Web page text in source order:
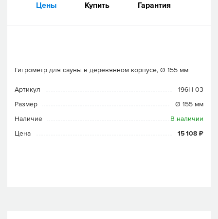
Цены Купить Гарантия
Гигрометр для сауны в деревянном корпусе, Ø 155 мм
Артикул
196H-03
Размер
Ø 155 мм
Наличие
В наличии
Цена
15 108 ₽